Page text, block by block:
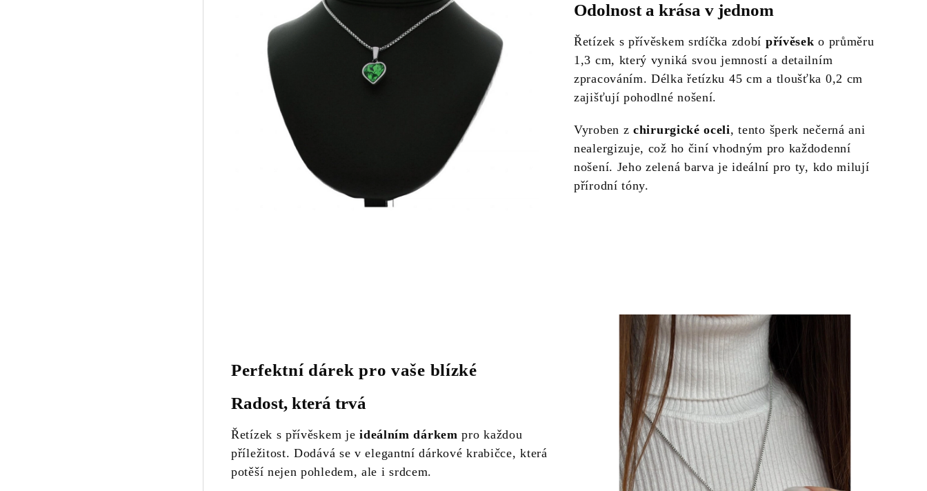
Odolnost a krása v jednom
Řetízek s přívěskem srdíčka zdobí přívěsek o průměru
1,3 cm, který vyniká svou jemností a detailním
zpracováním. Délka řetízku 45 cm a tloušťka 0,2 cm
zajišťují pohodlné nošení.
Vyroben z chirurgické oceli, tento šperk nečerná ani
nealergizuje, což ho činí vhodným pro každodenní
nošení. Jeho zelená barva je ideální pro ty, kdo milují
přírodní tóny.
Perfektní dárek pro vaše blízké
Radost, která trvá
Řetízek s přívěskem jeideálním dárkem pro každou
příležitost. Dodává se v elegantní dárkové krabičce, která
potěší nejen pohledem, ale i srdcem.